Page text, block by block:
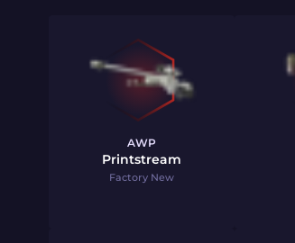
AWP
Printstream
Factory New